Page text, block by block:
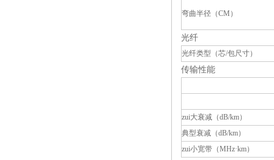
弯曲半径（CM）
光纤
光纤类型（芯/包尺寸）
传输性能
zui大衰减（dB/km）
典型衰减（dB/km）
zui小宽带（MHz·km）